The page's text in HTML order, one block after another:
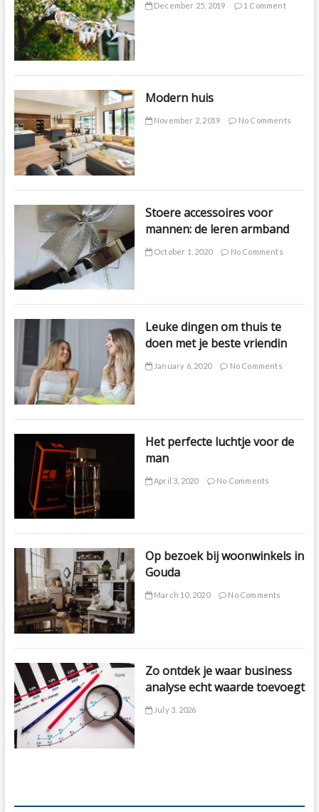
December 25, 2019 1 Comment
Modern huis
November 2, 2019 No Comments
Stoere accessoires voor
mannen: de leren armband
October 1, 2020 No Comments
Leuke dingen om thuis te
doen met je beste vriendin
January 6, 2020 No Comments
Het perfecte luchtje voor de
man
April 3, 2020 No Comments
Op bezoek bij woonwinkels in
Gouda
March 10, 2020 No Comments
Zo ontdek je waar business
analyse echt waarde toevoegt
July 3, 2026